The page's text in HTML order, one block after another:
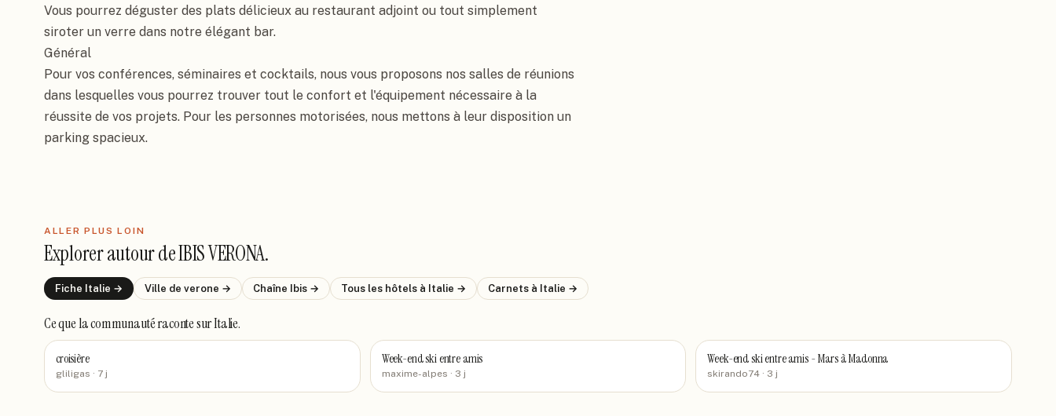
Vous pourrez déguster des plats délicieux au restaurant adjoint ou tout simplement
siroter un verre dans notre élégant bar.
Général
Pour vos conférences, séminaires et cocktails, nous vous proposons nos salles de réunions
dans lesquelles vous pourrez trouver tout le confort et l'équipement nécessaire à la
réussite de vos projets. Pour les personnes motorisées, nous mettons à leur disposition un
parking spacieux.
ALLER PLUS LOIN
Explorer autour deIBIS VERONA.
Fiche Italie → Ville de verone → Chaîne Ibis → Tous les hôtels à Italie → Carnets à Italie →
Ce que la communauté racontesur Italie.
croisière
gliligas · 7 j
Week-end ski entre amis
maxime-alpes · 3 j
Week-end ski entre amis - Mars à Madonna
skirando74 · 3 j